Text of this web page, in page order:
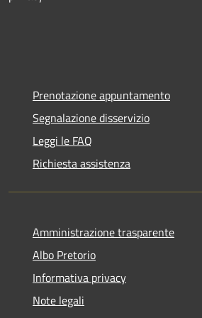
Prenotazione appuntamento
Segnalazione disservizio
Leggi le FAQ
Richiesta assistenza
Amministrazione trasparente
Albo Pretorio
Informativa privacy
Note legali